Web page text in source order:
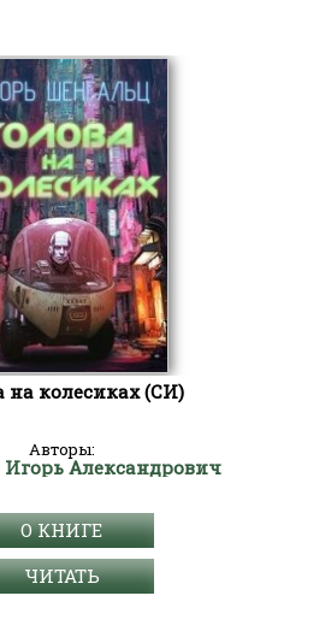
на колесиках (СИ)
Авторы:
Александрович
О КНИГЕ
ЧИТАТЬ